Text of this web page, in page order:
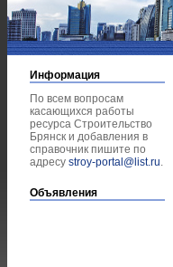
Информация
По всем вопросам
касающихся работы
ресурса Строительство
Брянск и добавления в
справочник пишите по
адресу stroy-portal@list.ru.
Объявления